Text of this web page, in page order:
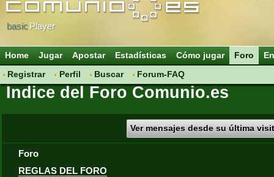
basicPlayer
Home Jugar Apostar Estadísticas Cómo jugar
Foro
Registrar
Perfil Buscar Forum-FAQ
Índice del Foro Comunio.es
Ver mensajes desde su última
Foro
REGLAS DEL FORO